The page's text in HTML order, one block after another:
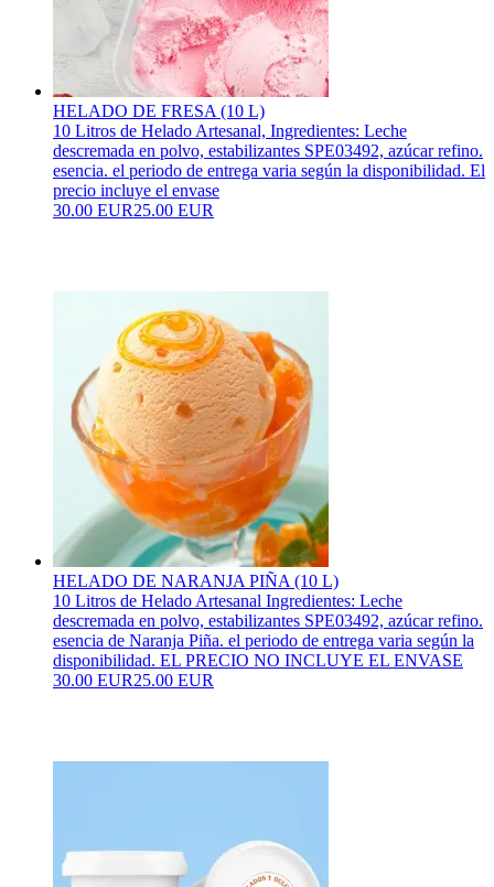
HELADO DE FRESA (10 L)
10 Litros de Helado Artesanal, Ingredientes: Leche
descremada en polvo, estabilizantes SPE03492, azúcar refino.
esencia. el periodo de entrega varia según la disponibilidad. El
precio incluye el envase
30.00 EUR25.00 EUR
HELADO DE NARANJA PIÑA (10 L)
10 Litros de Helado Artesanal Ingredientes: Leche
descremada en polvo, estabilizantes SPE03492, azúcar refino.
esencia de Naranja Piña. el periodo de entrega varia según la
disponibilidad. EL PRECIO NO INCLUYE EL ENVASE
30.00 EUR25.00 EUR